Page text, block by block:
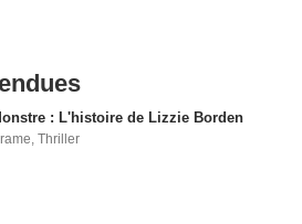
: L'histoire de Lizzie Borden
,Thriller